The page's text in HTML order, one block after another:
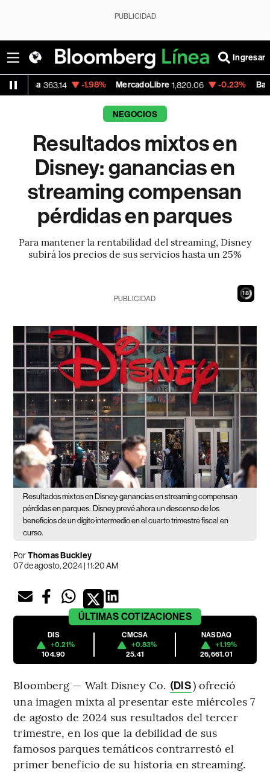
PUBLICIDAD
Ingresar
-1.98% MercadoLibre 1,820.06 -0.23% Banco de Bogota
NEGOCIOS
Resultados mixtos en
Disney: ganancias en
streaming compensan
pérdidas en parques
Para mantener la rentabilidad del streaming, Disney
subirá los precios de sus servicios hasta un 25%
16
PUBLICIDAD
Resultados mixtos en Disney: ganancias en streaming compensan
pérdidas en parques. Disney prevé ahora un descenso de los
beneficios de un dígito intermedio en el cuarto trimestre fiscal en
curso.
PorThomas Buckley
07 de agosto, 2024 | 11:20 AM
ÚLTIMAS COTIZACIONES
DIS
+0.21%
104.90
CMCSA
+0.83%
25.41
NASDAQ
+1.19%
26,661.01
Bloomberg — Walt Disney Co. (DIS) ofreció
una imagen mixta al presentar este miércoles 7
de agosto de 2024 sus resultados del tercer
trimestre, en los que la debilidad de sus
famosos parques temáticos contrarrestó el
primer beneficio de su historia en streaming.